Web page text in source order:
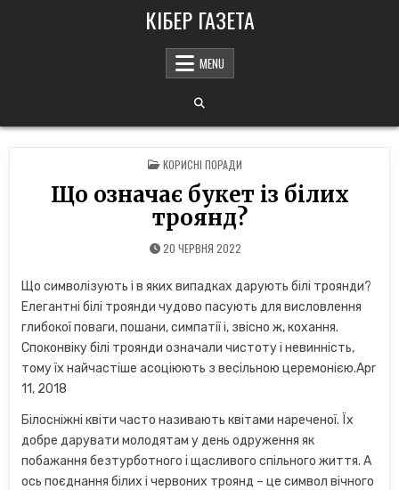
КІБЕР ГАЗЕТА
MENU
POSTED
IN
КОРИСНІ ПОРАДИ
Що означає букет із білих
троянд?
20 ЧЕРВНЯ 2022
Що символізують і в яких випадках дарують білі троянди?
Елегантні білі троянди чудово пасують для висловлення
глибокої поваги, пошани, симпатії і, звісно ж, кохання.
Споконвіку білі троянди означали чистоту і невинність,
тому їх найчастіше асоціюють з весільною церемонією.Apr
11, 2018
Білосніжні квіти часто називають квітами нареченої. Їх
добре дарувати молодятам у день одруження як
побажання безтурботного і щасливого спільного життя. А
ось поєднання білих і червоних троянд – це символ вічного